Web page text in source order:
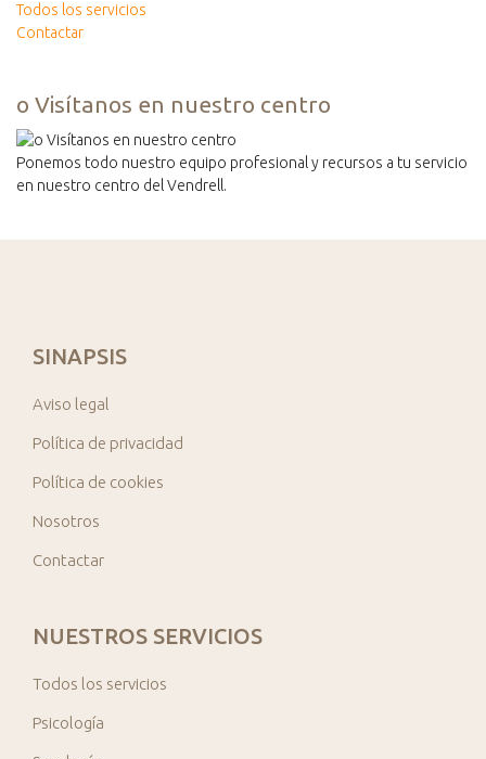
Todos los servicios
Contactar
o Visítanos en nuestro centro
Ponemos todo nuestro equipo profesional y recursos a tu servicio
en nuestro centro del Vendrell.
SINAPSIS
Aviso legal
Política de privacidad
Política de cookies
Nosotros
Contactar
NUESTROS SERVICIOS
Todos los servicios
Psicología